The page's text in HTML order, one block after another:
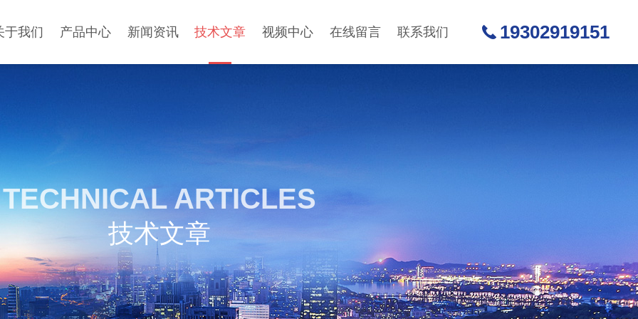
于我们 产品中心 新闻资讯 技术文章 视频中心 在线留言 联系我们 19302919151
TECHNICAL ARTICLES
技术文章